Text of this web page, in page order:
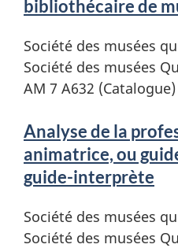
bibliothécaire de
Société des musées
Société des musées
AM 7 A632 (Catalogue)
Analyse de la
animatrice, ou
guide-interprète
Société des musées
Société des musées